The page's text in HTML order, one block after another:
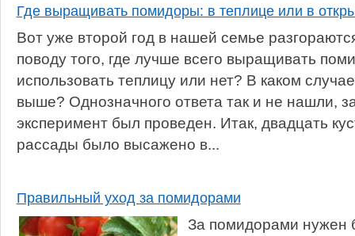
Где выращивать помидоры: в теплице или в
Вот уже второй год в нашей семье
поводу того, где лучше всего выращивать
использовать теплицу или нет? В каком
выше? Однозначного ответа так и не нашли,
эксперимент был проведен. Итак, двадцать
рассады было высажено в...
Правильный уход за помидорами
За помидорами нужен